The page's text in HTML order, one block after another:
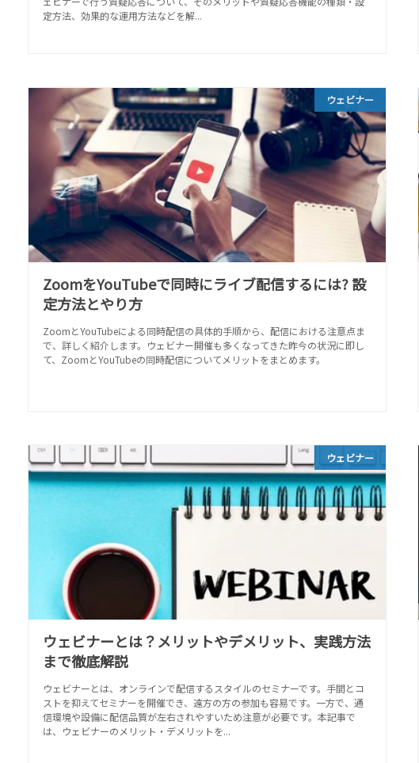
定方法、効果的な運用方法などを解...
ウェビナー
ZoomをYouTubeで同時にライブ配信するには? 設
定方法とやり方
ZoomとYouTubeによる同時配信の具体的手順から、配信における注意点ま
で、詳しく紹介します。ウェビナー開催も多くなってきた昨今の状況に即し
て、ZoomとYouTubeの同時配信についてメリットをまとめます。
ウェビナー
ウェビナーとは？メリットやデメリット、実践方法
まで徹底解説
ウェビナーとは、オンラインで配信するスタイルのセミナーです。手間とコ
ストを抑えてセミナーを開催でき、遠方の方の参加も容易です。一方で、通
信環境や設備に配信品質が左右されやすいため注意が必要です。本記事で
は、ウェビナーのメリット・デメリットを...